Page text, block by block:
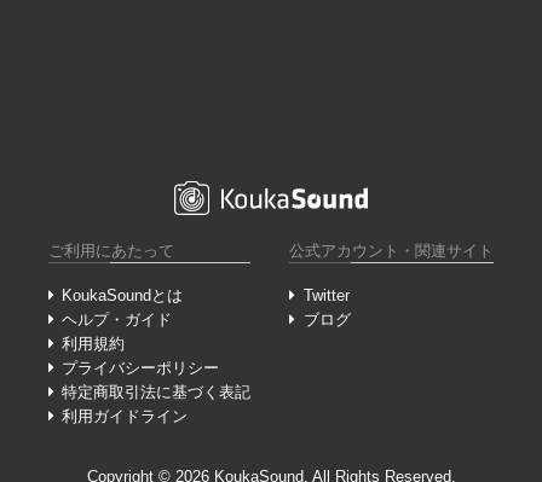
ご利用にあたって
KoukaSoundとは
ヘルプ・ガイド
利用規約
プライバシーポリシー
特定商取引法に基づく表記
利用ガイドライン
公式アカウント・関連サイト
Twitter
ブログ
Copyright ©︎ 2026 KoukaSound. All Rights Reserved.